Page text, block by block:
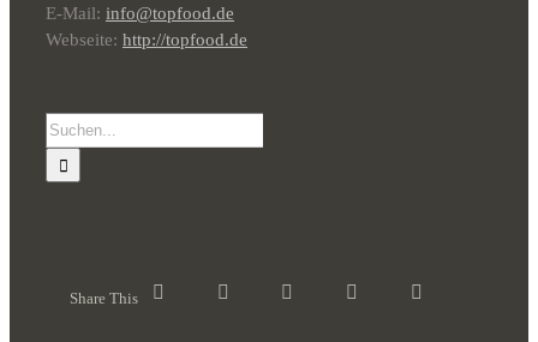
E-Mail: info@topfood.de
Webseite: http://topfood.de
Suche
nach:
Share This